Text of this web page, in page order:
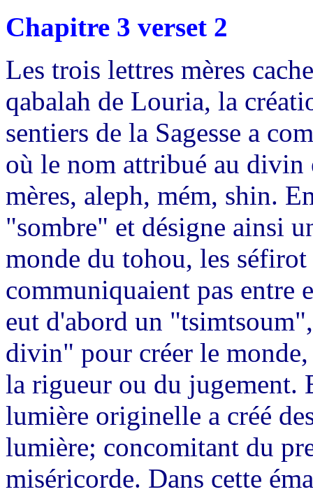
Chapitre 3 verset 2
Les trois lettres mères
qabalah de Louria, la
sentiers de la Sagesse a
où le nom attribué au divin
mères, aleph, mém, shin.
"sombre" et désigne ainsi
monde du tohou, les
communiquaient pas entre
eut d'abord un
divin" pour créer le monde,
la rigueur ou du jugement.
lumière originelle a créé
lumière; concomitant du
miséricorde. Dans cette